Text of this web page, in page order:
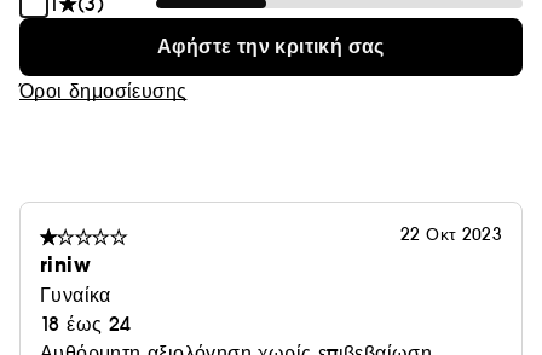
σε πλήρη γκάμα χρωμάτων!
- Χείλη που δείχνουν γεμάτα και ζουμερά
- Εφαρμόζεται πάνω από μολύβι χειλιών, κραγιόν ή σε
γυμνά χείλη
πάροδο του χρόνου.
Αφήστε την κριτική σας
Όροι δημοσίευσης
22 Οκτ 2023
riniw
Γυναίκα
18 έως 24